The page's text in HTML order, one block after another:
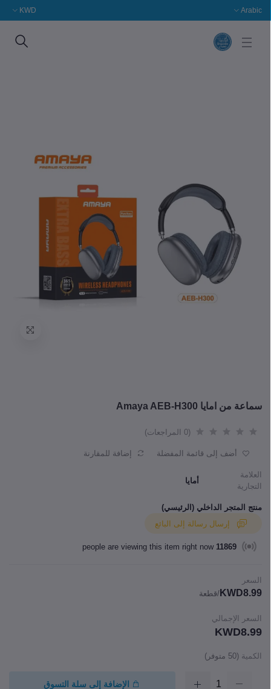
Arabic
KWD
سماعة من امايا Amaya AEB-H300
(0 المراجعات)
أضف إلى قائمة المفضلة إضافة للمقارنة
العلامة
التجارية
أمايا
منتج المتجر الداخلي (الرئيسي)
11869
السعر
KWD8.99 /قطعة
السعر الإجمالي
KWD8.99
الكمية (
50 متوفر)
الإضافة إلى سلة التسوق